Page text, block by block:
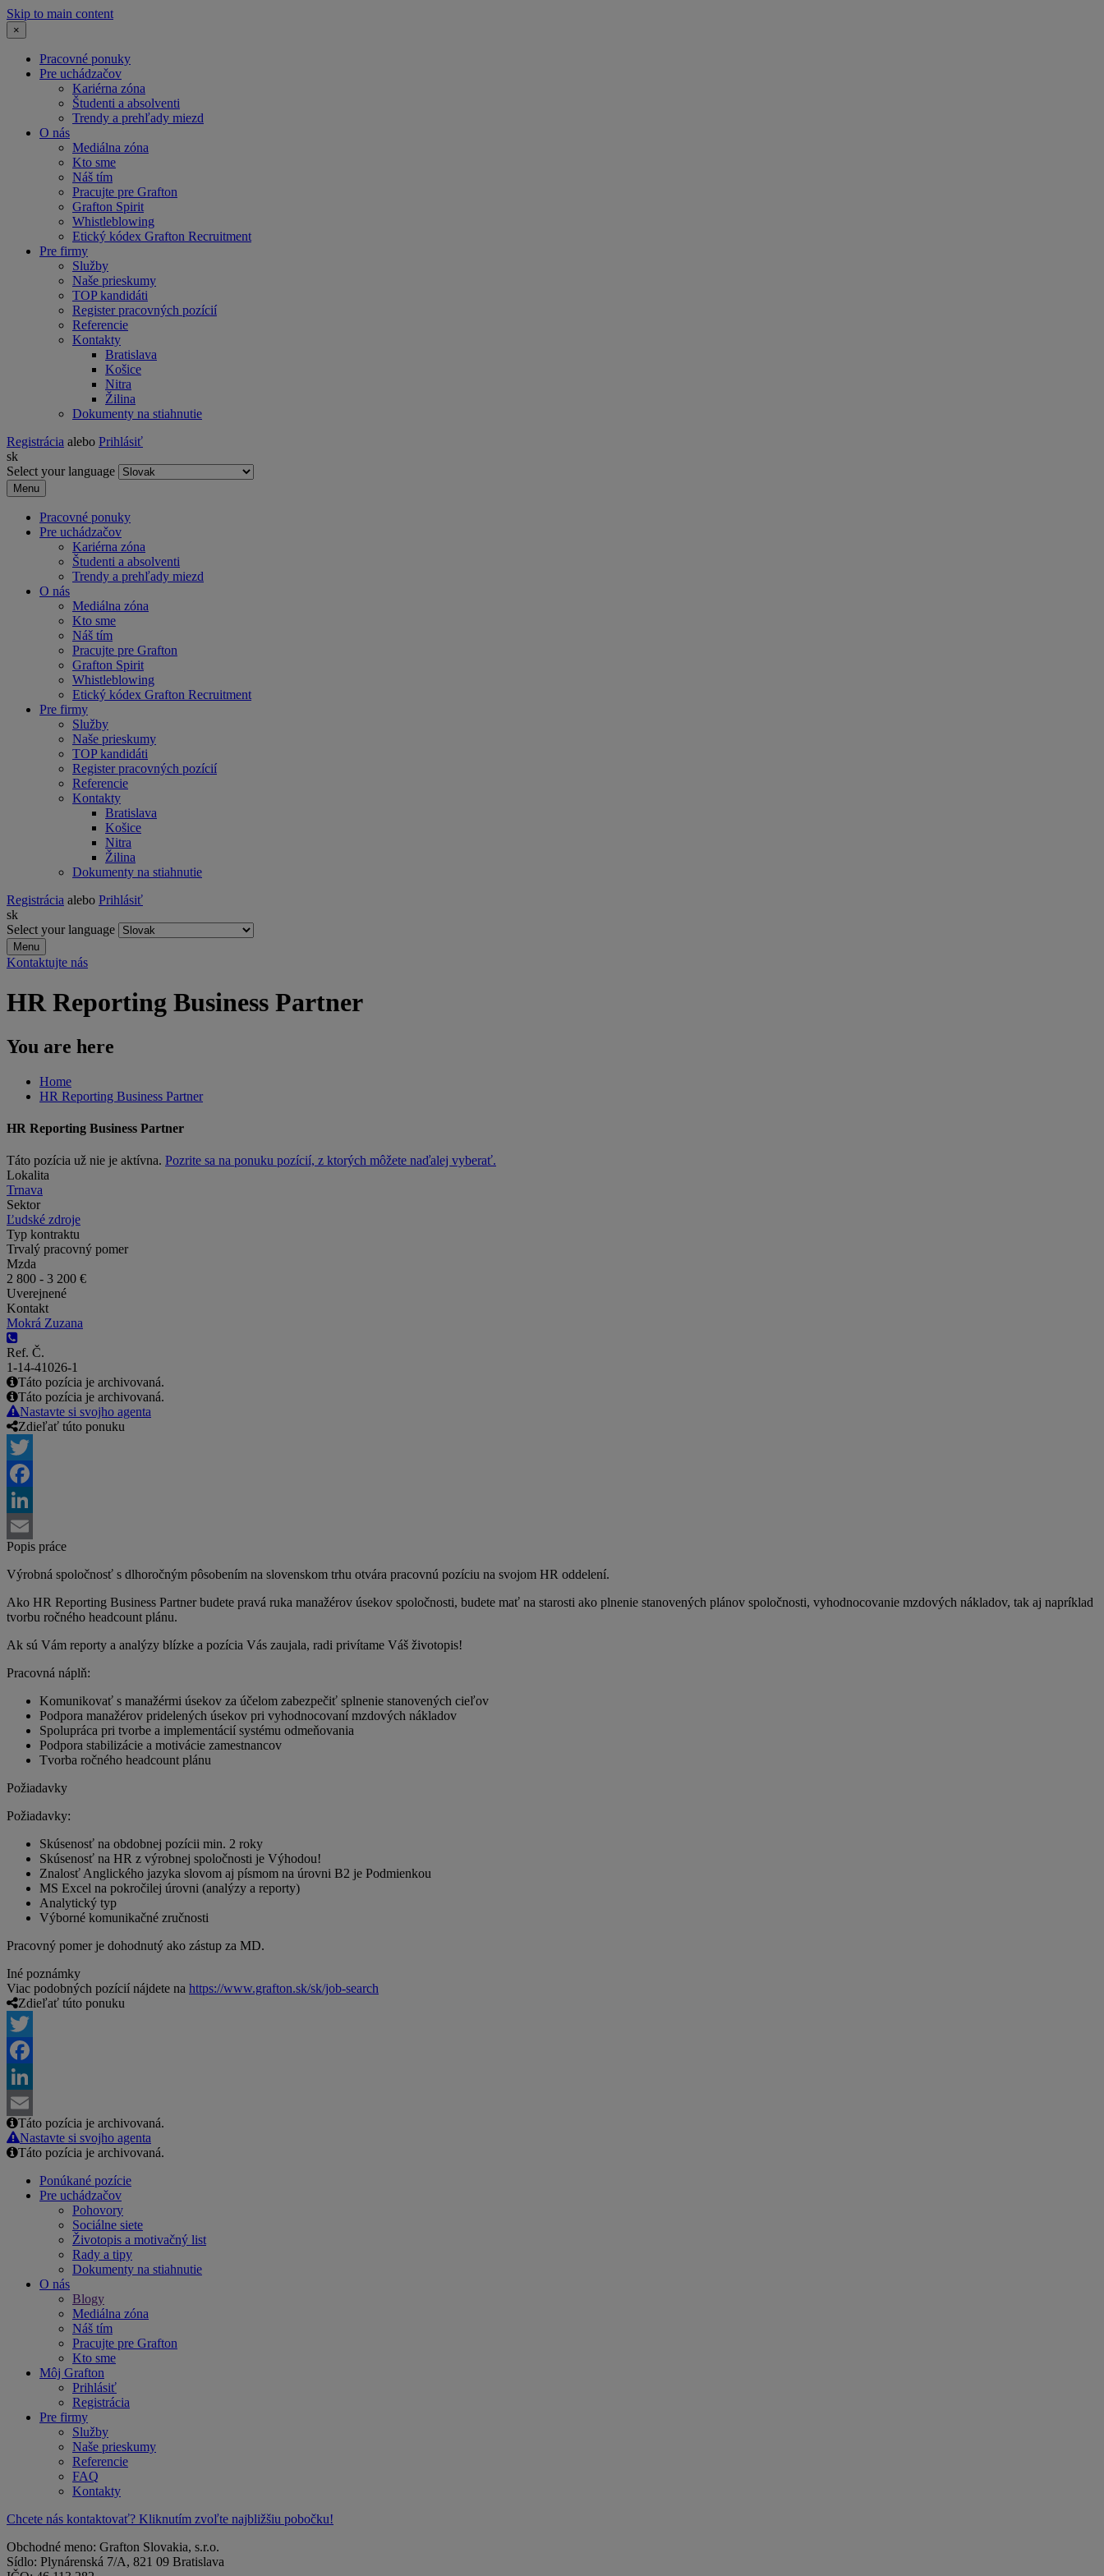
Skip to main content
×
Pracovné ponuky
Pre uchádzačov
Kariérna zóna
Študenti a absolventi
Trendy a prehľady miezd
O nás
Mediálna zóna
Kto sme
Náš tím
Pracujte pre Grafton
Grafton Spirit
Whistleblowing
Etický kódex Grafton Recruitment
Pre firmy
Služby
Naše prieskumy
TOP kandidáti
Register pracovných pozícií
Referencie
Kontakty
Bratislava
Košice
Nitra
Žilina
Dokumenty na stiahnutie
Registrácia alebo Prihlásiť
sk
Select your language
Menu
Pracovné ponuky
Pre uchádzačov
Kariérna zóna
Študenti a absolventi
Trendy a prehľady miezd
O nás
Mediálna zóna
Kto sme
Náš tím
Pracujte pre Grafton
Grafton Spirit
Whistleblowing
Etický kódex Grafton Recruitment
Pre firmy
Služby
Naše prieskumy
TOP kandidáti
Register pracovných pozícií
Referencie
Kontakty
Bratislava
Košice
Nitra
Žilina
Dokumenty na stiahnutie
Registrácia alebo Prihlásiť
sk
Select your language
Menu
Kontaktujte nás
HR Reporting Business Partner
You are here
Home
HR Reporting Business Partner
HR Reporting Business Partner
Táto pozícia už nie je aktívna. Pozrite sa na ponuku pozícií, z ktorých môžete naďalej vyberať.
Lokalita
Trnava
Sektor
Ľudské zdroje
Typ kontraktu
Trvalý pracovný pomer
Mzda
2 800 - 3 200 €
Uverejnené
Kontakt
Mokrá Zuzana
Ref. Č.
1-14-41026-1
Táto pozícia je archivovaná.
Táto pozícia je archivovaná.
Nastavte si svojho agenta
Zdieľať túto ponuku
Twitter
Facebook
LinkedIn
Email
Popis práce
Výrobná spoločnosť s dlhoročným pôsobením na slovenskom trhu otvára pracovnú pozíciu na svojom HR oddelení.
Ako HR Reporting Business Partner budete pravá ruka manažérov úsekov spoločnosti, budete mať na starosti ako plnenie stanovených plánov spoločnosti, vyhodnocovanie mzdových nákladov, tak aj napríklad
tvorbu ročného headcount plánu.
Ak sú Vám reporty a analýzy blízke a pozícia Vás zaujala, radi privítame Váš životopis!
Pracovná náplň:
Komunikovať s manažérmi úsekov za účelom zabezpečiť splnenie stanovených cieľov
Podpora manažérov pridelených úsekov pri vyhodnocovaní mzdových nákladov
Spolupráca pri tvorbe a implementácií systému odmeňovania
Podpora stabilizácie a motivácie zamestnancov
Tvorba ročného headcount plánu
Požiadavky
Požiadavky:
Skúsenosť na obdobnej pozícii min. 2 roky
Skúsenosť na HR z výrobnej spoločnosti je Výhodou!
Znalosť Anglického jazyka slovom aj písmom na úrovni B2 je Podmienkou
MS Excel na pokročilej úrovni (analýzy a reporty)
Analytický typ
Výborné komunikačné zručnosti
Pracovný pomer je dohodnutý ako zástup za MD.
Iné poznámky
Viac podobných pozícií nájdete na https://www.grafton.sk/sk/job-search
Zdieľať túto ponuku
Twitter
Facebook
LinkedIn
Email
Táto pozícia je archivovaná.
Nastavte si svojho agenta
Táto pozícia je archivovaná.
Ponúkané pozície
Pre uchádzačov
Pohovory
Sociálne siete
Životopis a motivačný list
Rady a tipy
Dokumenty na stiahnutie
O nás
Blogy
Mediálna zóna
Náš tím
Pracujte pre Grafton
Kto sme
Môj Grafton
Prihlásiť
Registrácia
Pre firmy
Služby
Naše prieskumy
Referencie
FAQ
Kontakty
Chcete nás kontaktovať? Kliknutím zvoľte najbližšiu pobočku!
Obchodné meno: Grafton Slovakia, s.r.o.
Sídlo: Plynárenská 7/A, 821 09 Bratislava